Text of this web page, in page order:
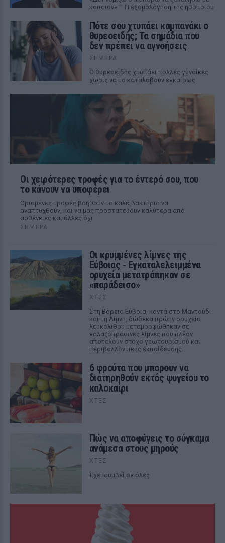
κάποιον» – Η εξομολόγηση της ηθοποιού
Πότε σου χτυπάει καμπανάκι ο
θυρεοειδής; Τα σημάδια που
δεν πρέπει να αγνοήσεις
ΣΉΜΕΡΑ
Ο θυρεοειδής χτυπάει πολλές γυναίκες
χωρίς να το καταλάβουν εγκαίρως
Οι χειρότερες τροφές για το έντερό σου, που
το κάνουν να υποφέρει
Ορισμένες τροφές βοηθούν τα καλά βακτήρια να
αναπτυχθούν, και να μας προστατεύουν καλύτερα από
ασθένειες και άλλες όχι
ΣΉΜΕΡΑ
Οι κρυμμένες λίμνες της
Εύβοιας ‑ Εγκαταλελειμμένα
ορυχεία μετατράπηκαν σε
«παράδεισο»
ΧΤΕΣ
Στη Βόρεια Εύβοια, κοντά στο Μαντούδι
και τη Λίμνη, δώδεκα πρώην ορυχεία
λευκόλιθου μεταμορφώθηκαν σε
γαλαζοπράσινες λίμνες που πλέον
αποτελούν στόχο γεωτουρισμού και
περιβαλλοντικής εκπαίδευσης.
6 φρούτα που μπορουν να
διατηρηθούν εκτός ψυγείου το
καλοκαίρι
ΧΤΕΣ
Πώς να αποφύγεις το σύγκαμα
ανάμεσα στους μηρούς
ΧΤΕΣ
Έχει συμβεί σε όλες